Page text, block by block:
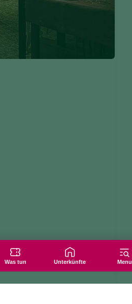
Was tun Unterkünfte Menu